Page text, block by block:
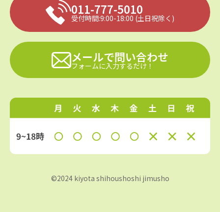
011-777-5010
受付時間:9:00-18:00 (土日祝除く)
メールで問い合わせ
フォームに入力するだけ！
©2024 kiyota shihoushoshi jimusho